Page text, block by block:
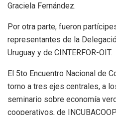
Graciela Fernández.
Por otra parte, fueron
representantes de la
Uruguay y de CINTERFOR-OIT.
El 5to Encuentro Nacional de
torno a tres ejes centrales, a
seminario sobre economía
cooperativos, de